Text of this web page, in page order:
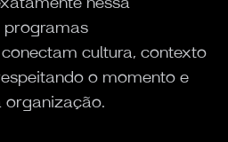
programas
cultura, contexto
o momento e
organização.